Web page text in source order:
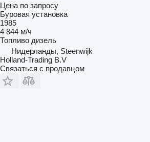
Цена по запросу
Буровая установка
1985
4 844 м/ч
Топливо дизель
Нидерланды, Steenwijk
Holland-Trading B.V
Связаться с продавцом